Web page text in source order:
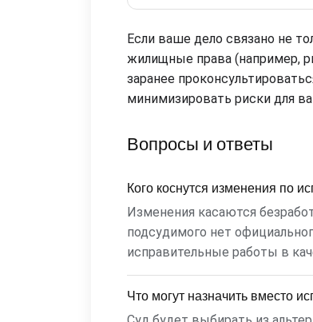
Если ваше дело связано не
жилищные права (например,
заранее
минимизировать риски для
Вопросы и ответы
Кого коснутся изменения по
Изменения касаются
подсудимого нет
исправительные работы в
Что могут назначить вместо